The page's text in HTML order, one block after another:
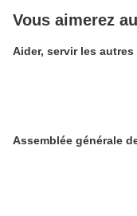
Vous aimerez
Aider, servir les autres
Assemblée générale